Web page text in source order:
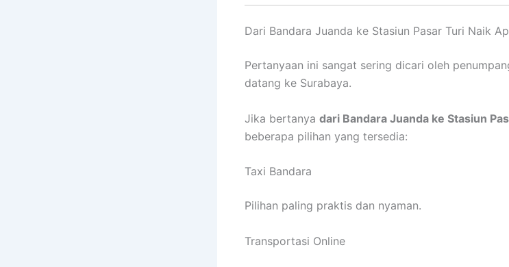
Dari Bandara Juanda ke Stasiun Pasar Turi Naik
Pertanyaan ini sangat sering dicari oleh
datang ke Surabaya.
Jika bertanya dari Bandara Juanda ke Stasiun
beberapa pilihan yang tersedia:
Taxi Bandara
Pilihan paling praktis dan nyaman.
Transportasi Online